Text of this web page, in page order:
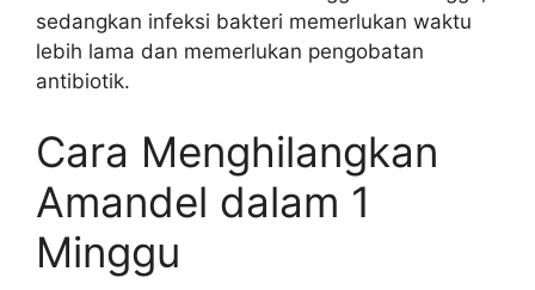
sedangkan infeksi bakteri memerlukan waktu
lebih lama dan memerlukan pengobatan
antibiotik.
Cara Menghilangkan
Amandel dalam 1
Minggu